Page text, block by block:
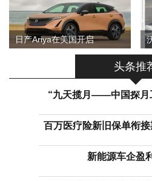
日产Ariya在美国开启
头条推
“九天揽月——中国探月
百万医疗险新旧保单衔接
新能源车企盈